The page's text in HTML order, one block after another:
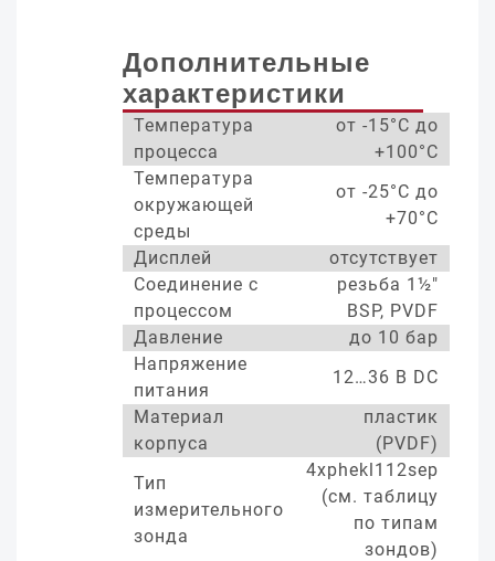
Дополнительные
характеристики
Температура
процесса
от -15°С до
+100°С
Температура
окружающей
среды
от -25°С до
+70°С
Дисплей
отсутствует
Соединение с
процессом
резьба 1½"
BSP, PVDF
Давление
до 10 бар
Напряжение
питания
12…36 В DC
Материал
корпуса
пластик
(PVDF)
Тип
измерительного
зонда
4xphekl112sep
(см. таблицу
по типам
зондов)